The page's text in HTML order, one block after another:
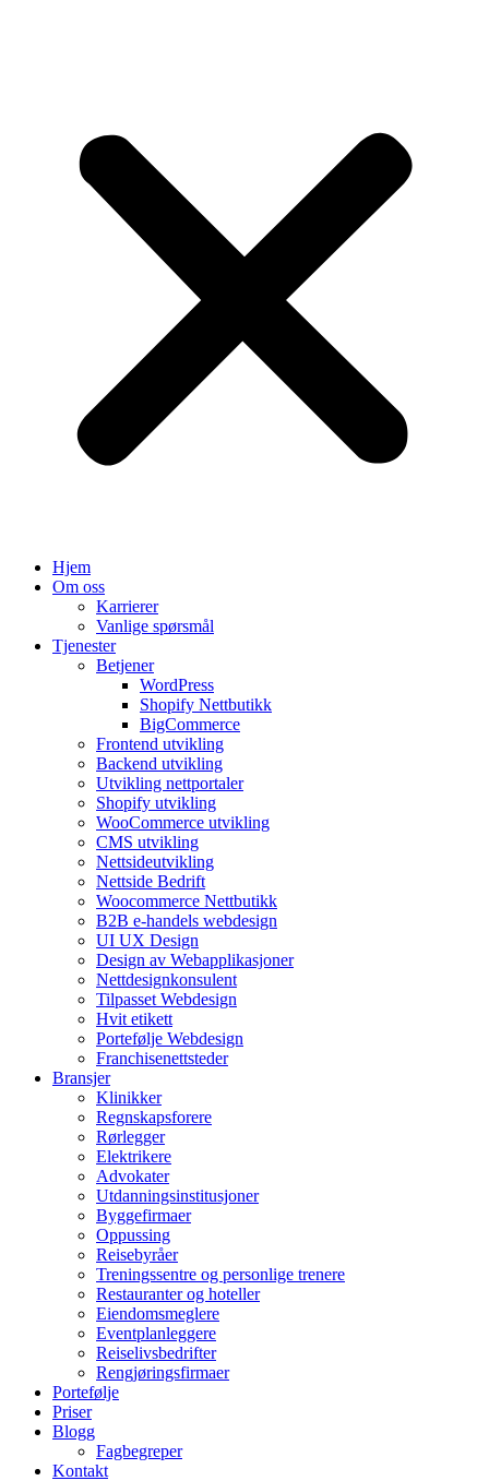
Hjem
Om oss
Karrierer
Vanlige spørsmål
Tjenester
Betjener
WordPress
Shopify Nettbutikk
BigCommerce
Frontend utvikling
Backend utvikling
Utvikling nettportaler
Shopify utvikling
WooCommerce utvikling
CMS utvikling
Nettsideutvikling
Nettside Bedrift
Woocommerce Nettbutikk
B2B e-handels webdesign
UI UX Design
Design av Webapplikasjoner
Nettdesignkonsulent
Tilpasset Webdesign
Hvit etikett
Portefølje Webdesign
Franchisenettsteder
Bransjer
Klinikker
Regnskapsforere
Rørlegger
Elektrikere
Advokater
Utdanningsinstitusjoner
Byggefirmaer
Oppussing
Reisebyråer
Treningssentre og personlige trenere
Restauranter og hoteller
Eiendomsmeglere
Eventplanleggere
Reiselivsbedrifter
Rengjøringsfirmaer
Portefølje
Priser
Blogg
Fagbegreper
Kontakt